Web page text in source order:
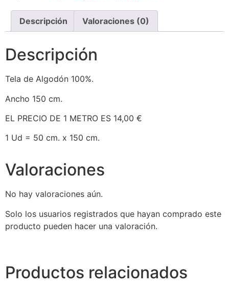
Descripción Valoraciones (0)
Descripción
Tela de Algodón 100%.
Ancho 150 cm.
EL PRECIO DE 1 METRO ES 14,00 €
1 Ud = 50 cm. x 150 cm.
Valoraciones
No hay valoraciones aún.
Solo los usuarios registrados que hayan comprado este
producto pueden hacer una valoración.
Productos relacionados